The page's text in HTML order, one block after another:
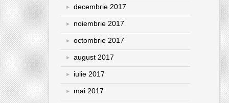
decembrie 2017
noiembrie 2017
octombrie 2017
august 2017
iulie 2017
mai 2017